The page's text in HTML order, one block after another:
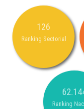
126
Ranking Sectorial
Ranking